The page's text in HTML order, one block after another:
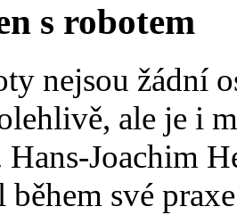
s robotem
nejsou žádní
ale je i
Hans-Joachim
během své